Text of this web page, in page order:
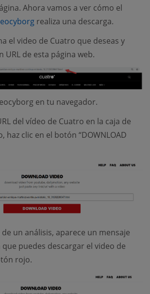
Ahora vamos a ver cómo el
realiza una descarga.
el video de Cuatro que deseas y
URL de esta página web.
en tu navegador.
del vídeo de Cuatro en la caja de
haz clic en el botón “DOWNLOAD
de un análisis, aparece un mensaje
puedes descargar el video de
rojo.